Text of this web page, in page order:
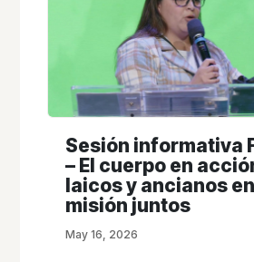
Sesión informativa
– El cuerpo en
laicos y ancianos
misión juntos
May 16, 2026